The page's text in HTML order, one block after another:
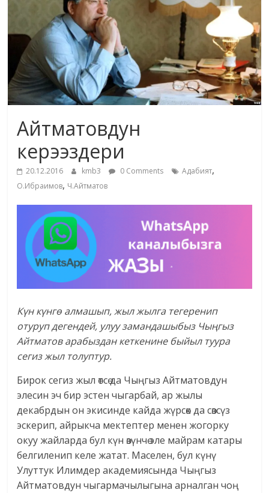
адабияты
Айтматовдун
керээздери
20.12.2016 kmb3 0 Comments Адабият,
О.Ибраимов, Ч.Айтматов
Күн күнгө алмашып, жыл жылга тегеренип
отуруп дегендей, улуу замандашыбыз Чыңгыз
Айтматов арабыздан кеткенине быйыл туура
сегиз жыл толуптур.
Бирок сегиз жыл өтсө да Чыңгыз Айтматовдун
элесин эч бир эстен чыгарбай, ар жылы
декабрдын он экисинде кайда жүрсөк да сөзсүз
эскерип, айрыкча мектептер менен жогорку
окуу жайларда бул күн өзүнчө эле майрам катары
белгиленип келе жатат. Маселен, бул күнү
Улуттук Илимдер академиясында Чыңгыз
Айтматовдун чыгармачылыгына арналган чоң